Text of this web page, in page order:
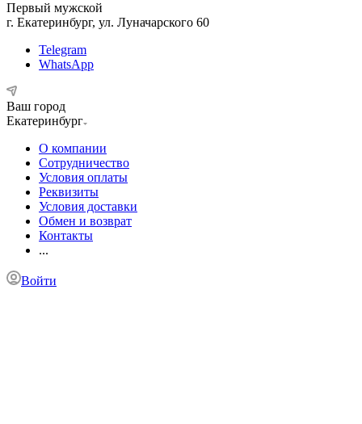
Первый мужской
г. Екатеринбург, ул. Луначарского 60
Telegram
WhatsApp
Ваш город
Екатеринбург
О компании
Сотрудничество
Условия оплаты
Реквизиты
Условия доставки
Обмен и возврат
Контакты
...
Войти